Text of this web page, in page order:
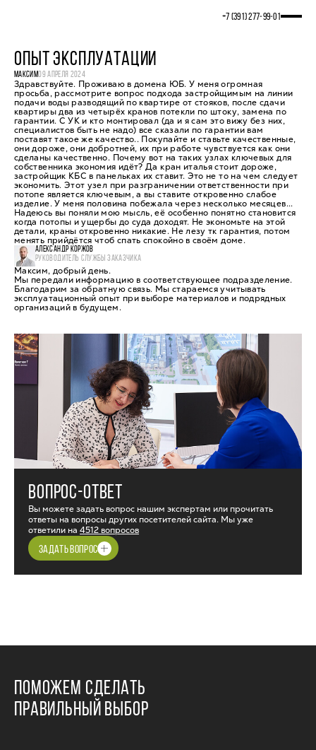
+7 (391) 277‒99‒01
ОПЫТ ЭКСПЛУАТАЦИИ
МАКСИМ09 АПРЕЛЯ 2024
Здравствуйте. Проживаю в домена ЮБ. У меня огромная
просьба, рассмотрите вопрос подхода застройщимым на линии
подачи воды разводящий по квартире от стояков, после сдачи
квартиры два из четырёх кранов потекли по штоку, замена по
гарантии. С УК и кто монтировал (да и я сам это вижу без них,
специалистов быть не надо) все сказали по гарантии вам
поставят такое же качество.. Покупайте и ставьте качественные,
они дороже, они добротней, их при работе чувствуется как они
сделаны качественно. Почему вот на таких узлах ключевых для
собственника экономия идёт? Да кран италья стоит дороже,
застройщик КБС в панельках их ставит. Это не то на чем следует
экономить. Этот узел при разграничении ответственности при
потопе является ключевым, а вы ставите откровенно слабое
изделие. У меня половина побежала через несколько месяцев...
Надеюсь вы поняли мою мысль, её особенно понятно становится
когда потопы и ущербы до суда доходят. Не экономьте на этой
детали, краны откровенно никакие. Не лезу тк гарантия, потом
менять прийдётся чтоб спать спокойно в своём доме.
АЛЕКСАНДР КОРЖОВ
РУКОВОДИТЕЛЬ СЛУЖБЫ ЗАКАЗЧИКА
Максим, добрый день.
Мы передали информацию в соответствующее подразделение.
Благодарим за обратную связь. Мы стараемся учитывать
эксплуатационный опыт при выборе материалов и подрядных
организаций в будущем.
ВОПРОС-ОТВЕТ
Вы можете задать вопрос нашим экспертам или прочитать
ответы на вопросы других посетителей сайта. Мы уже
ответили на 4512 вопросов
ЗАДАТЬ ВОПРОС
ПОМОЖЕМ СДЕЛАТЬ
ПРАВИЛЬНЫЙ ВЫБОР